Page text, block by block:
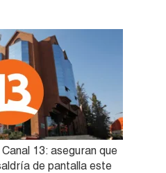
13: aseguran que
de pantalla este